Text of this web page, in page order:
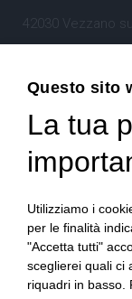
42030 Vezzano
Tel.
Stefano Bartoli –
Home
Questo sito
La tua
Utilizziamo i
per le finalità
"Accetta tutti"
sceglierei quali ci
riquadri in basso.